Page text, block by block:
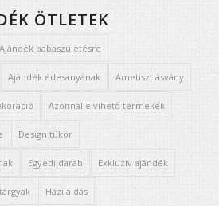
ÖTLETEK
Ajándék babaszületésre
Ajándék édesanyának Ametiszt ásvány
Azonnal elvihető termékek
Design tükör
Egyedi darab Exkluzív ajándék
Házi áldás